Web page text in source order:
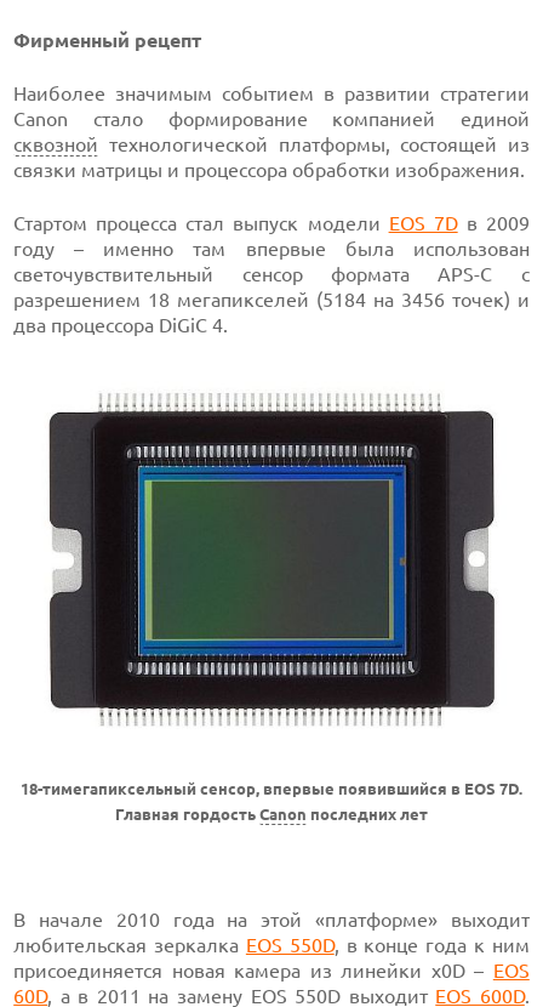
Фирменный рецепт
Наиболее значимым событием в развитии стратегии
Canon стало формирование компанией единой
сквозной технологической платформы, состоящей из
связки матрицы и процессора обработки изображения.
Стартом процесса стал выпуск модели EOS 7Dв 2009
году – именно там впервые была использован
светочувствительный сенсор формата APS-C с
разрешением 18 мегапикселей (5184 на 3456 точек) и
два процессора DiGiC 4.
18-тимегапиксельный сенсор, впервые появившийся в EOS 7D.
Главная гордость Canon последних лет
В начале 2010 года на этой «платформе» выходит
любительская зеркалка EOS 550D, в конце года к ним
присоединяется новая камера из линейки x0D – EOS
60D, а в 2011 на замену EOS 550D выходит EOS 600D.